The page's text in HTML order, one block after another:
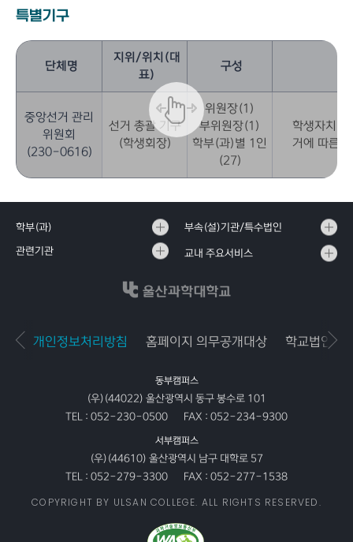
특별기구
단체명
지위/위치(대
표)
구성
중앙선거 관리
위원회
(230-0616)
선거 총괄 기구
(학생회장)
위원장(1)
부위원장(1)
학부(과)별 1인
(27)
학생자치단
거에 따른
동부캠퍼스
(우)(44022) 울산광역시 동구 봉수로 101
TEL : 052-230-0500 FAX : 052-234-9300
서부캠퍼스
(우)(44610) 울산광역시 남구 대학로 57
TEL : 052-279-3300 FAX : 052-277-1538
개인정보처리방침 홈페이지 의무공개대상 학교법인공
학부(과) 부속(설)기관/특수법인
관련기관 교내 주요서비스
COPYRIGHT BY ULSAN COLLEGE. ALL RIGHTS RESERVED.